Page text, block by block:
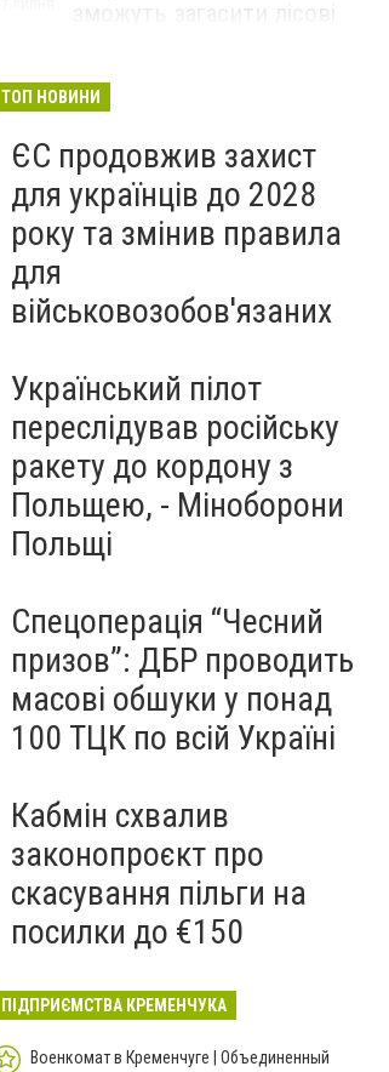
ТОП НОВИНИ
ЄС продовжив захист
для українців до 2028
року та змінив правила
для
військовозобов'язаних
Український пілот
переслідував російську
ракету до кордону з
Польщею, - Міноборони
Польщі
Спецоперація “Чесний
призов”: ДБР проводить
масові обшуки у понад
100 ТЦК по всій Україні
Кабмін схвалив
законопроєкт про
скасування пільги на
посилки до €150
ПІДПРИЄМСТВА КРЕМЕНЧУКА
Военкомат в Кременчуге | Объединенный